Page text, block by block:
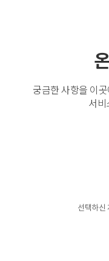
궁금한 사항을 이
서비
선택하신